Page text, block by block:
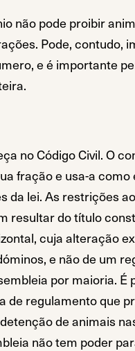
não pode proibir
Pode, contudo,
e é importante
no Código Civil. O
fração e usa-a como
da lei. As restrições
resultar do título
cuja alteração
e não de um
por maioria. É
de regulamento que
de animais
não tem poder